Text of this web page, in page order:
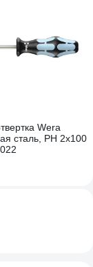
Wera
сталь, PH 2x100